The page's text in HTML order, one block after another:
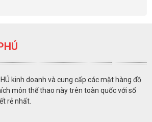
kinh doanh và cung cấp các mặt hàng đồ
môn thể thao này trên toàn quốc với số
rẻ nhất.